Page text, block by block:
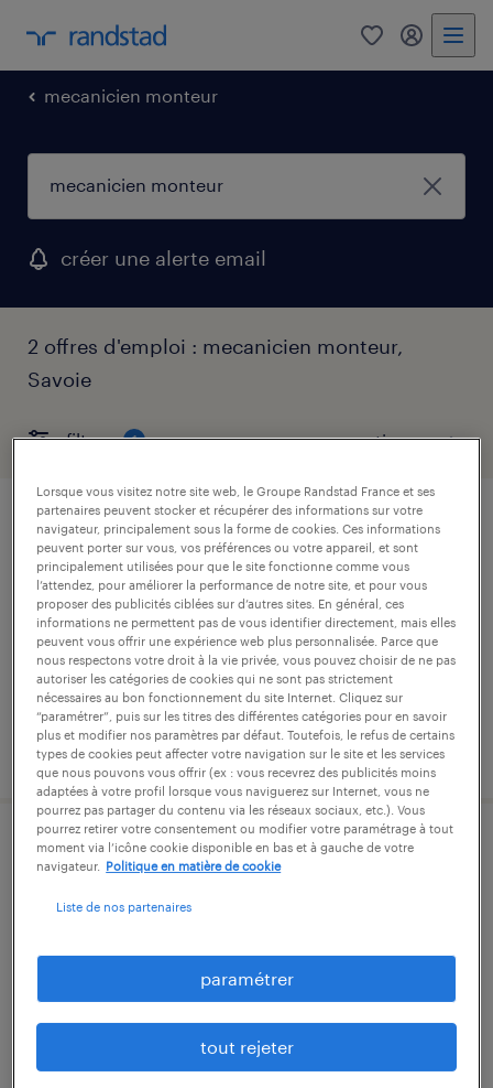
0 mon
mecanicien monteur
créer une alerte email
2 offres d'emploi : mecanicien monteur,
Savoie
filtres 1
mécanicien monteur (f/h)
sainte-hélène-du-lac, savoie
intérim
13,50 € - 14,00 € par heure
publié le 20 juillet 2026
mécanicien / monteur tunnelier (f/h)
saint-andré, savoie
13,00 € - 16,00 € par heure
publié le 24 juillet 2026
Lorsque vous visitez notre site web, le Groupe Randstad France et ses
partenaires peuvent stocker et récupérer des informations sur votre
navigateur, principalement sous la forme de cookies. Ces informations
peuvent porter sur vous, vos préférences ou votre appareil, et sont
principalement utilisées pour que le site fonctionne comme vous
l’attendez, pour améliorer la performance de notre site, et pour vous
proposer des publicités ciblées sur d’autres sites. En général, ces
informations ne permettent pas de vous identifier directement, mais elles
peuvent vous offrir une expérience web plus personnalisée. Parce que
nous respectons votre droit à la vie privée, vous pouvez choisir de ne pas
autoriser les catégories de cookies qui ne sont pas strictement
nécessaires au bon fonctionnement du site Internet. Cliquez sur
“paramétrer”, puis sur les titres des différentes catégories pour en savoir
plus et modifier nos paramètres par défaut. Toutefois, le refus de certains
types de cookies peut affecter votre navigation sur le site et les services
que nous pouvons vous offrir (ex : vous recevrez des publicités moins
adaptées à votre profil lorsque vous naviguerez sur Internet, vous ne
pourrez pas partager du contenu via les réseaux sociaux, etc.). Vous
pourrez retirer votre consentement ou modifier votre paramétrage à tout
moment via l’icône cookie disponible en bas et à gauche de votre
navigateur.
Politique en matière de cookie
Liste de nos partenaires
paramétrer
tout rejeter